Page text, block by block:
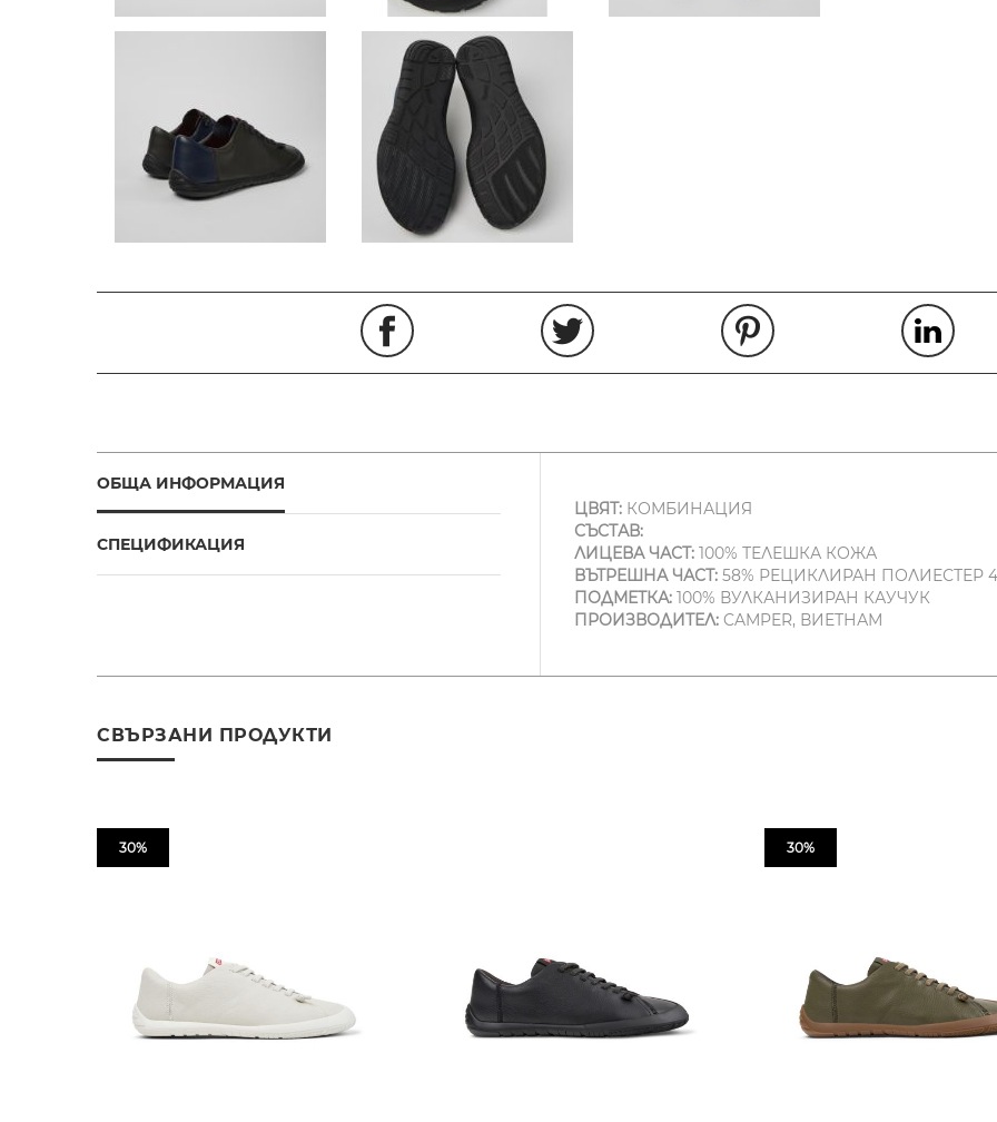
ОБЩА ИНФОРМАЦИЯ
СПЕЦИФИКАЦИЯ
ЦВЯТ:КОМБИНАЦИЯ
СЪСТАВ:
ЛИЦЕВА ЧАСТ:100% ТЕЛЕШКА КОЖА
ВЪТРЕШНА ЧАСТ:58% РЕЦИКЛИРАН ПОЛИЕСТЕР
ПОДМЕТКА:100% ВУЛКАНИЗИРАН КАУЧУК
ПРОИЗВОДИТЕЛ:CAMPER, ВИЕТНАМ
СВЪРЗАНИ ПРОДУКТИ
30% 30%